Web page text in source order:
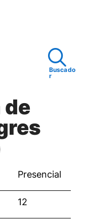
Buscado
r
Presencial
12